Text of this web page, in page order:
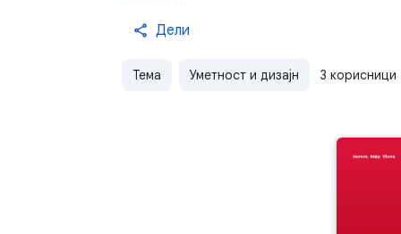
Дели
Тема Уметност и дизајн 3 корисници